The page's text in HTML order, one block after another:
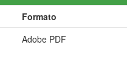
Formato
Adobe PDF